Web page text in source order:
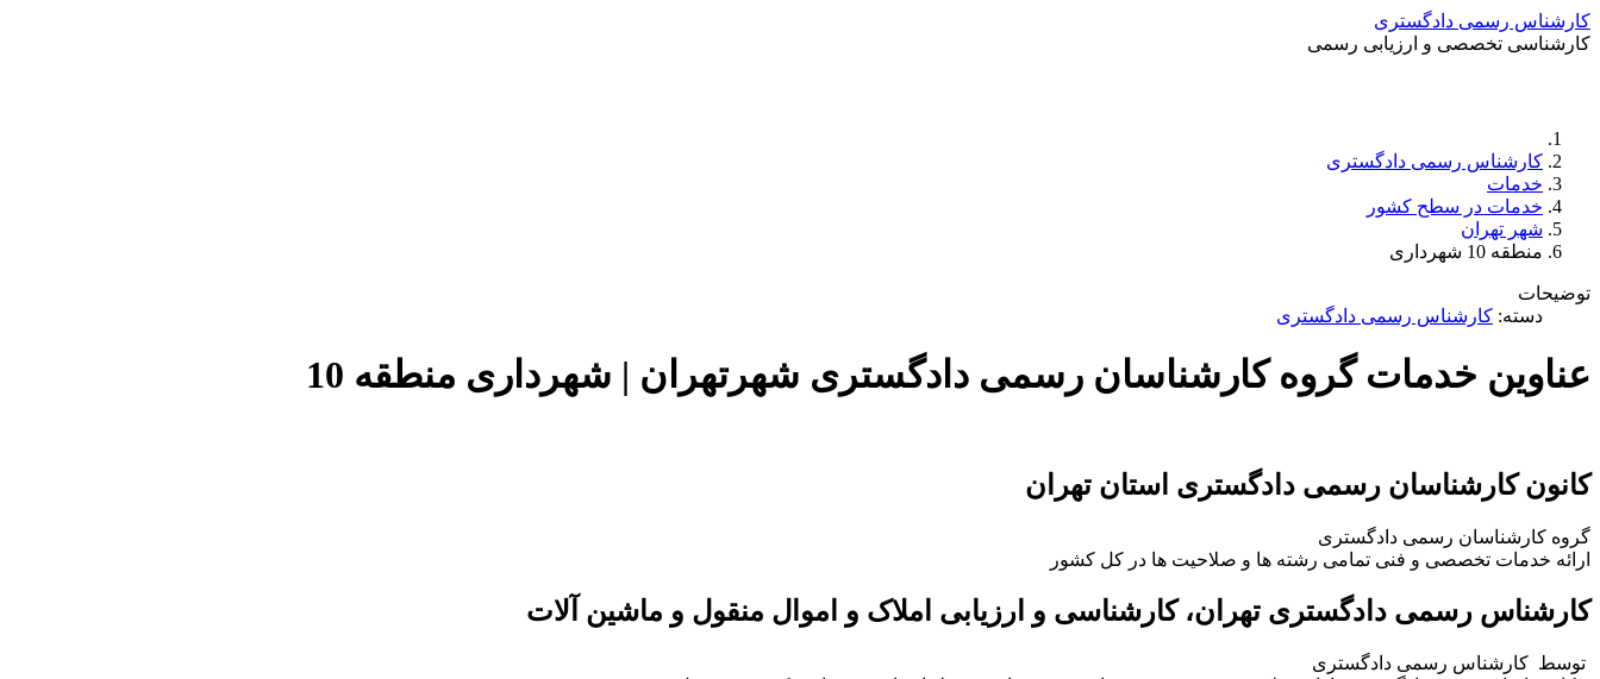
کارشناس رسمی دادگستری
کارشناسی تخصصی و ارزیابی رسمی
کارشناس رسمی دادگستری
خدمات
خدمات در سطح کشور
شهر تهران
منطقه 10 شهرداری
توضیحات
دسته: کارشناس رسمی دادگستری
عناوین خدمات گروه کارشناسان رسمی دادگستری شهرتهران | شهرداری منطقه 10
کانون کارشناسان رسمی دادگستری استان تهران
گروه کارشناسان رسمی دادگستری
ارائه خدمات تخصصی و فنی تمامی رشته ها و صلاحیت ها در کل کشور
کارشناس رسمی دادگستری تهران، کارشناسی و ارزیابی املاک و اموال منقول و ماشین آلات
توسط کارشناس رسمی دادگستری